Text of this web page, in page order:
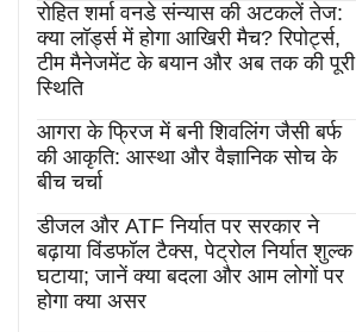
रोहित शर्मा वनडे संन्यास की अटकलें तेज:
क्या लॉर्ड्स में होगा आखिरी मैच? रिपोर्ट्स,
टीम मैनेजमेंट के बयान और अब तक की पूरी
स्थिति
आगरा के फ्रिज में बनी शिवलिंग जैसी बर्फ
की आकृति: आस्था और वैज्ञानिक सोच के
बीच चर्चा
डीजल और ATF निर्यात पर सरकार ने
बढ़ाया विंडफॉल टैक्स, पेट्रोल निर्यात शुल्क
घटाया; जानें क्या बदला और आम लोगों पर
होगा क्या असर